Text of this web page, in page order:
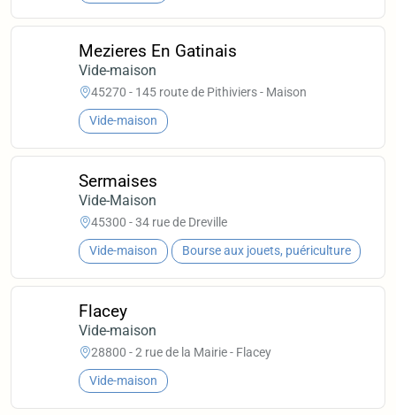
Mezieres En Gatinais
Vide-maison
45270 - 145 route de Pithiviers - Maison
Vide-maison
Sermaises
Vide-Maison
45300 - 34 rue de Dreville
Vide-maison Bourse aux jouets, puériculture
Flacey
Vide-maison
28800 - 2 rue de la Mairie - Flacey
Vide-maison